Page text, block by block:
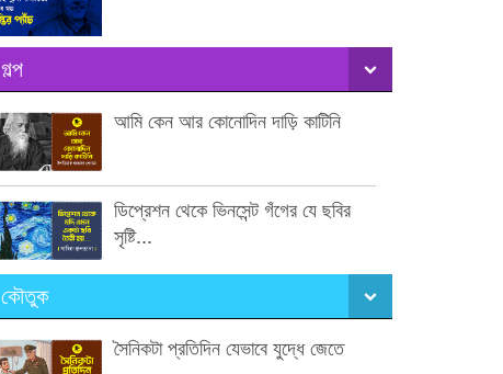
গল্প
আমি কেন আর কোনোদিন দাড়ি কাটিনি
ডিপ্রেশন থেকে ভিনসেন্ট গঁগের যে ছবির
সৃষ্টি...
কৌতুক
সৈনিকটা প্রতিদিন যেভাবে যুদ্ধে জেতে